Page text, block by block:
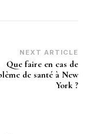
NEXT ARTICLE
Que faire en cas de
de santé à New
York ?